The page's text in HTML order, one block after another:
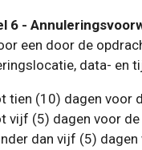
6 -
een door de
data- en
tien (10) dagen voor
vijf (5) dagen voor
dan vijf (5)